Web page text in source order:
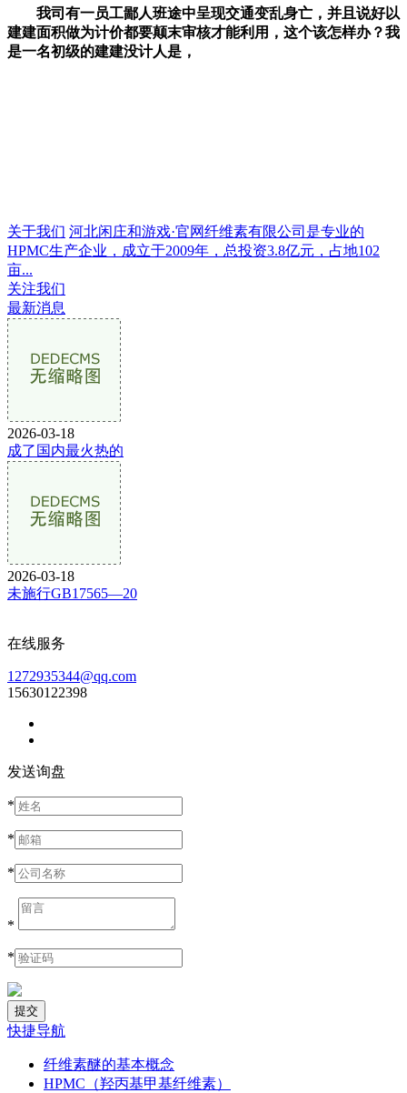
我司有一员工鄙人班途中呈现交通变乱身亡，并且说好以
建建面积做为计价都要颠末审核才能利用，这个该怎样办？我
是一名初级的建建没计人是，
关于我们 河北闲庄和游戏·官网纤维素有限公司是专业的
HPMC生产企业，成立于2009年，总投资3.8亿元，占地102
亩...
关注我们
最新消息
2026-03-18
成了国内最火热的
2026-03-18
未施行GB17565—20
在线服务
1272935344@qq.com
15630122398
发送询盘
*
*
*
*
*
快捷导航
纤维素醚的基本概念
HPMC（羟丙基甲基纤维素）